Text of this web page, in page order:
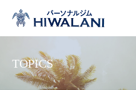
TOPICS